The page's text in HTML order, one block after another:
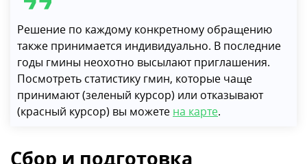
Решение по каждому конкретному обращению
также принимается индивидуально. В последние
годы гмины неохотно высылают приглашения.
Посмотреть статистику гмин, которые чаще
принимают (зеленый курсор) или отказывают
(красный курсор) вы можете на карте.
Сбор и подготовка